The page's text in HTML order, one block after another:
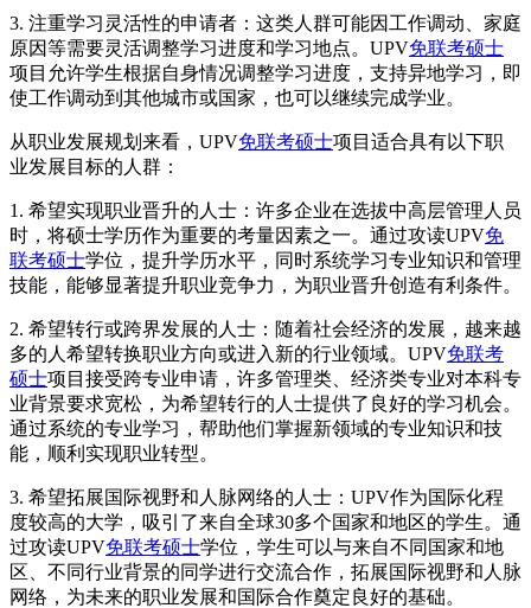
3. 注重学习灵活性的申请者：这类人群可能因工作调动、家庭
原因等需要灵活调整学习进度和学习地点。UPV免联考硕士
项目允许学生根据自身情况调整学习进度，支持异地学习，即
使工作调动到其他城市或国家，也可以继续完成学业。
从职业发展规划来看，UPV免联考硕士项目适合具有以下职
业发展目标的人群：
1. 希望实现职业晋升的人士：许多企业在选拔中高层管理人员
时，将硕士学历作为重要的考量因素之一。通过攻读UPV免
联考硕士学位，提升学历水平，同时系统学习专业知识和管理
技能，能够显著提升职业竞争力，为职业晋升创造有利条件。
2. 希望转行或跨界发展的人士：随着社会经济的发展，越来越
多的人希望转换职业方向或进入新的行业领域。UPV免联考
硕士项目接受跨专业申请，许多管理类、经济类专业对本科专
业背景要求宽松，为希望转行的人士提供了良好的学习机会。
通过系统的专业学习，帮助他们掌握新领域的专业知识和技
能，顺利实现职业转型。
3. 希望拓展国际视野和人脉网络的人士：UPV作为国际化程
度较高的大学，吸引了来自全球30多个国家和地区的学生。通
过攻读UPV免联考硕士学位，学生可以与来自不同国家和地
区、不同行业背景的同学进行交流合作，拓展国际视野和人脉
网络，为未来的职业发展和国际合作奠定良好的基础。